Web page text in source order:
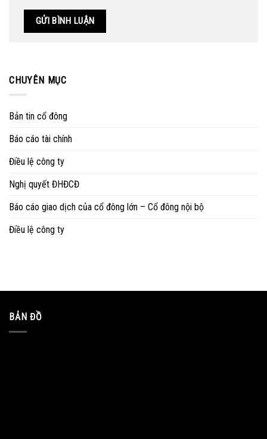
CHUYÊN MỤC
Bản tin cổ đông
Báo cáo tài chính
Điều lệ công ty
Nghị quyết ĐHĐCĐ
Báo cáo giao dịch của cổ đông lớn – Cổ đông nội bộ
Điều lệ công ty
BẢN ĐỒ